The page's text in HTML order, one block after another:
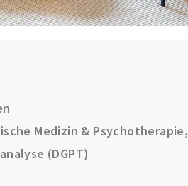
Medizin & Psychotherapie,
(DGPT)